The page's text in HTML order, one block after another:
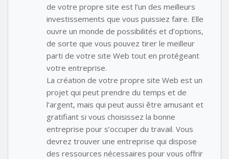
de votre propre site est l’un des meilleurs
investissements que vous puissiez faire. Elle
ouvre un monde de possibilités et d’options,
de sorte que vous pouvez tirer le meilleur
parti de votre site Web tout en protégeant
votre entreprise.
La création de votre propre site Web est un
projet qui peut prendre du temps et de
l’argent, mais qui peut aussi être amusant et
gratifiant si vous choisissez la bonne
entreprise pour s’occuper du travail. Vous
devrez trouver une entreprise qui dispose
des ressources nécessaires pour vous offrir